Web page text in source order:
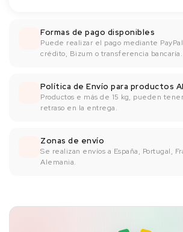
Formas de pago disponibles
Puede realizar el pago mediante
crédito, Bizum o transferencia bancaría.
Política de Envío para productos
Productos e más de 15 kg, pueden
retraso en la entrega.
Zonas de envío
Se realizan envíos a España, Portugal,
Alemania.